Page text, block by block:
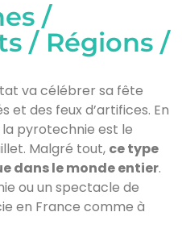
/
/ Régions /
va célébrer sa fête
et des feux d’artifices. En
pyrotechnie est le
Malgré tout, ce type
dans le monde entier.
ou un spectacle de
en France comme à